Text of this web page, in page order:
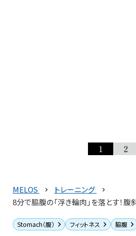
1 2
MELOS
トレーニング
8分で脇腹の「浮き輪肉」を落とす！
Stomach（腹） フィットネス 脇腹